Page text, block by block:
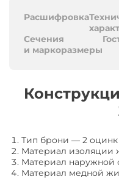
Расшифровка
Сечения
и маркоразмеры
Тип брони — 2
Материал изоляции
Материал наружной
Материал медной